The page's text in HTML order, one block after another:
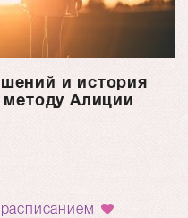
и история
методу Алиции